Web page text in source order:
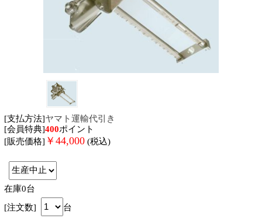
[支払方法]ヤマト運輸代引き
[会員特典]400ポイント
[販売価格] ￥ 44,000 (税込)
在庫0台
[注文数]
台